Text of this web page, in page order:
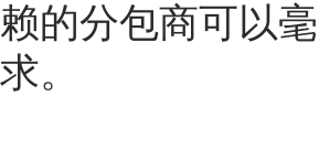
赖的分包商可以
求。